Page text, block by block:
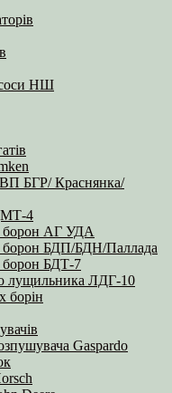
НШ
БГР/ Краснянка/
4
борон АГ УДА
борон БДП/БДН/Паллада
борон БДТ-7
лущильника ЛДГ-10
борін
Gaspardo